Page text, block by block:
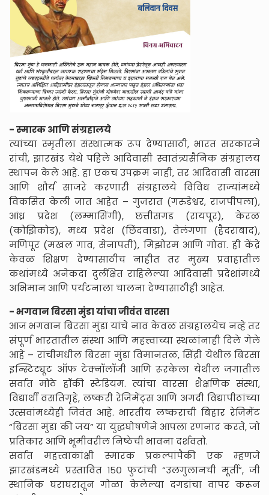
- स्मारक आणि संग्रहालये
त्यांच्या स्मृतीला संस्थात्मक रूप देण्यासाठी, भारत सरकारने
रांची, झारखंड येथे पहिले आदिवासी स्वातंत्र्यसैनिक संग्रहालय
स्थापन केले आहे. हा एकच उपक्रम नाही, तर आदिवासी वारसा
आणि शौर्य साजरे करणारी संग्रहालये विविध राज्यांमध्ये
विकसित केली जात आहेत – गुजरात (गरुडेश्वर, राजपीपला),
आंध्र प्रदेश (लम्मासिंगी), छत्तीसगड (रायपूर), केरळ
(कोझिकोड), मध्य प्रदेश (छिंदवाडा), तेलंगणा (हैदराबाद),
मणिपूर (मखल गाव, सेनापती), मिझोरम आणि गोवा. ही केंद्रे
केवळ शिक्षण देण्यासाठीच नाहीत तर मुख्य प्रवाहातील
कथांमध्ये अनेकदा दुर्लक्षित राहिलेल्या आदिवासी प्रदेशांमध्ये
अभिमान आणि पर्यटनाला चालना देण्यासाठीही आहेत.
- भगवान बिरसा मुंडा यांचा जीवंत वारसा
आज भगवान बिरसा मुंडा यांचे नाव केवळ संग्रहालयेच नव्हे तर
संपूर्ण भारतातील संस्था आणि महत्त्वाच्या स्थळांनाही दिले गेले
आहे – रांचीमधील बिरसा मुंडा विमानतळ, सिंद्री येथील बिरसा
इन्स्टिट्यूट ऑफ टेक्नॉलॉजी आणि रूरकेला येथील जगातील
सर्वात मोठे हॉकी स्टेडियम. त्यांचा वारसा शैक्षणिक संस्था,
विद्यार्थी वसतिगृहे, लष्करी रेजिमेंट्स आणि अगदी विद्यापीठांच्या
उत्सवांमध्येही जिवंत आहे. भारतीय लष्कराची बिहार रेजिमेंट
“बिरसा मुंडा की जय” या युद्धघोषणेने आपला रणनाद करते, जो
प्रतिकार आणि भूमीवरील निष्ठेची भावना दर्शवतो.
सर्वात महत्त्वाकांक्षी स्मारक प्रकल्पांपैकी एक म्हणजे
झारखंडमध्ये प्रस्तावित १५० फुटांची “उलगुलानची मूर्ती”, जी
स्थानिक घराघरातून गोळा केलेल्या दगडांचा वापर करून